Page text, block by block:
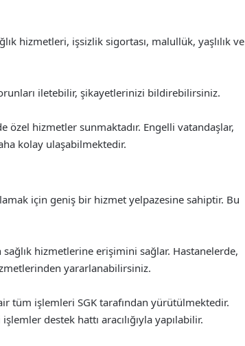
hizmetleri, işsizlik sigortası, malullük, yaşlılık ve
iletebilir, şikayetlerinizi bildirebilirsiniz.
özel hizmetler sunmaktadır. Engelli vatandaşlar,
kolay ulaşabilmektedir.
için geniş bir hizmet yelpazesine sahiptir. Bu
sağlık hizmetlerine erişimini sağlar. Hastanelerde,
yararlanabilirsiniz.
tüm işlemleri SGK tarafından yürütülmektedir.
destek hattı aracılığıyla yapılabilir.